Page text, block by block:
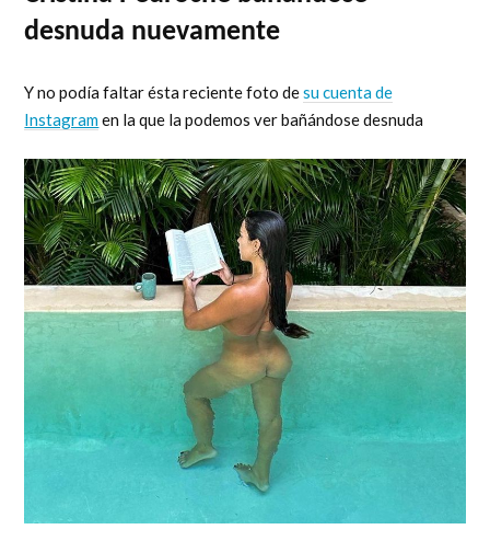
desnuda nuevamente
Y no podía faltar ésta reciente foto desu cuenta de
Instagramen la que la podemos ver bañándose desnuda